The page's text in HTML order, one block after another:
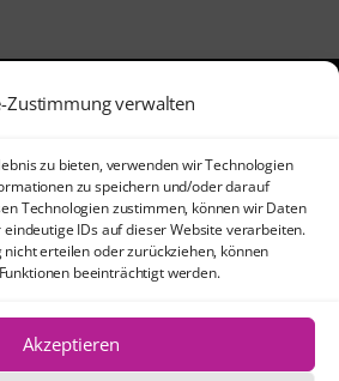
Zustimmung verwalten
zu bieten, verwenden wir Technologien
zu speichern und/oder darauf
Technologien zustimmen, können wir Daten
IDs auf dieser Website verarbeiten.
erteilen oder zurückziehen, können
beeinträchtigt werden.
Akzeptieren
Kontakt
Anfahrt
TH Köln
Standort Köln-Mülheim
Schanzenstraße 28